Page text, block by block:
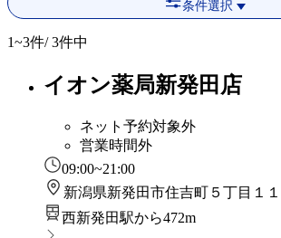
条件選択
1~3件/ 3件中
イオン薬局新発田店
ネット予約対象外
営業時間外
09:00~21:00
新潟県新発田市住吉町５丁目１
西新発田駅から472m